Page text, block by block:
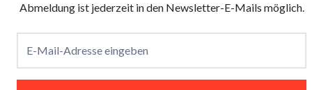
Abmeldung ist jederzeit in den Newsletter-E-Mails möglich.
E-Mail-Adresse eingeben